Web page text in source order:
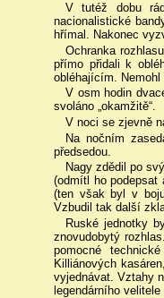
V tutéž dobu
nacionalistické
hřímal. Nakonec
Ochranka
přímo přidali k
obléhajícím.
V osm hodin
svoláno „okamžitě“.
V noci se zjevně
Na nočním
předsedou.
Nagy zdědil po
(odmítl ho podepsat
(ten však byl v
Vzbudil tak další
Ruské jednotky
znovudobytý
pomocné
Killiánových
vyjednávat. Vztahy
legendárního